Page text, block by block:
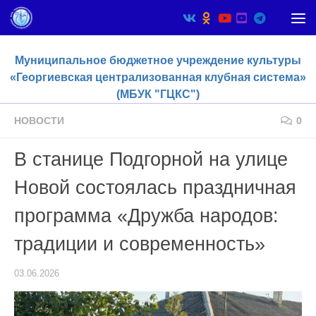
Skip to content
Муниципальное бюджетное учреждение культуры
«Георгиевская централизованная клубная система»
(МБУК "ГЦКС")
НОВОСТИ 0
В станице Подгорной на улице
Новой состоялась праздничная
программа «Дружба народов:
традиции и современность»
03.06.2026